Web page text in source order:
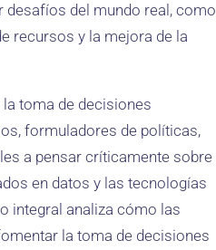
desafíos del mundo real, como
recursos y la mejora de la
toma de decisiones
formuladores de políticas,
a pensar críticamente sobre
​​en datos y las tecnologías
integral analiza cómo las
la toma de decisiones